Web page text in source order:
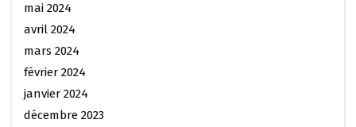
mai 2024
avril 2024
mars 2024
février 2024
janvier 2024
décembre 2023